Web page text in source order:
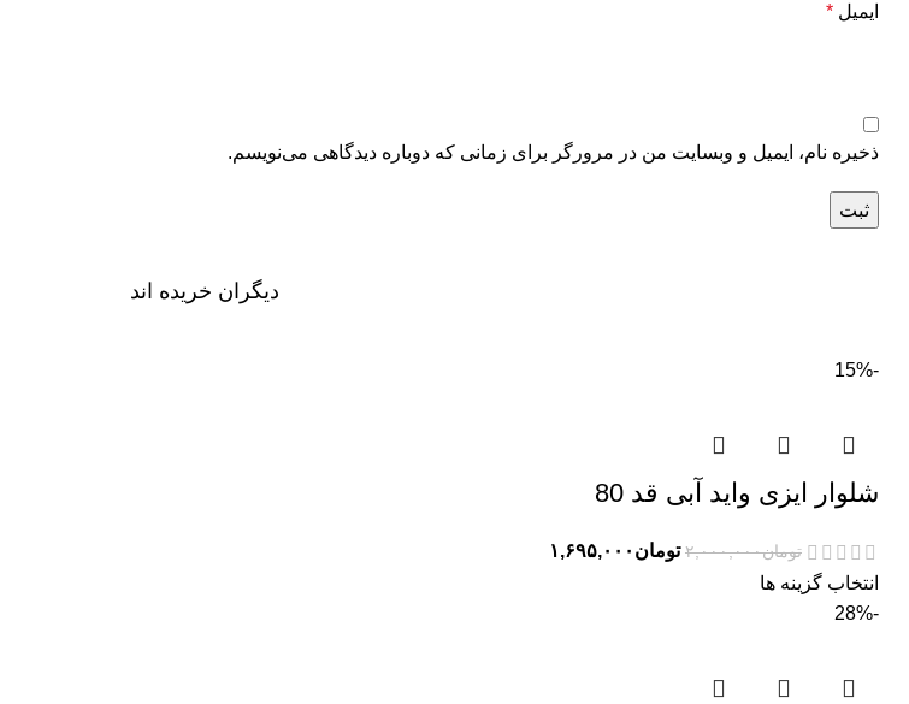
ایمیل *
ذخیره نام، ایمیل و وبسایت من در مرورگر برای زمانی که دوباره دیدگاهی می‌نویسم.
دیگران خریده اند
-15%
شلوار ایزی واید آبی قد 80
تومان۲,۰۰۰,۰۰۰ تومان ۱,۶۹۵,۰۰۰
انتخاب گزینه ها
-28%